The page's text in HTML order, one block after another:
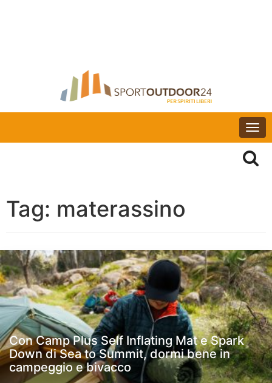
Tag: materassino
Con Camp Plus Self Inflating Mat e Spark
Down di Sea to Summit, dormi bene in
campeggio e bivacco